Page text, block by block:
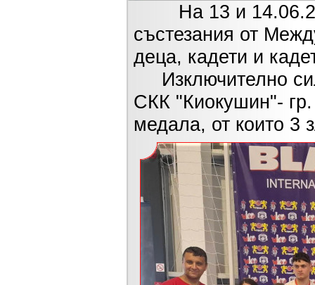
На 13 и
състезания от
деца, кадети и
Изключително
СКК "Киокушин"-
медала, от които 3